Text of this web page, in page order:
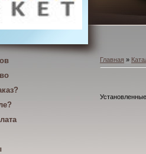
Главная »